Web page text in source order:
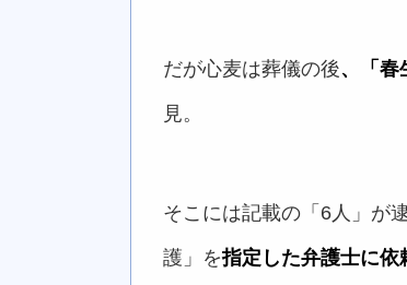
だが心麦は葬儀の後、「春
見。
そこには記載の「6人」が
護」を指定した弁護士に依